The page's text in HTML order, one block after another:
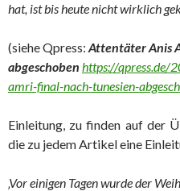
hat, ist bis heute nicht wirklich
(siehe Qpress: Attentäter Anis
abgeschoben https://qpress.de/
amri-final-nach-tunesien-
Einleitung, zu finden auf der
die zu jedem Artikel eine
‚Vor einigen Tagen wurde der